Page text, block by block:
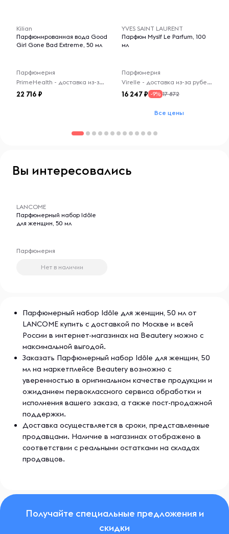
Kilian
Парфюмированная вода Good
Girl Gone Bad Extreme, 50 мл
Парфюмерия
PrimeHealth - доставка из-за рубежа
22 716
YVES SAINT LAURENT
Парфюм Myslf Le Parfum, 100
мл
Парфюмерия
Virelle - доставка из-за рубежа
16 247 -9% 17 872
Все цены
Вы интересовались
LANCOME
Парфюмерный набор Idôle
для женщин, 50 мл
Парфюмерия
Нет в наличии
Парфюмерный набор Idôle для женщин, 50 мл от
LANCOME купить с доставкой по Москве и всей
России в интернет-магазинах на Beautery можно с
максимальной выгодой.
Заказать Парфюмерный набор Idôle для женщин, 50
мл на маркетплейсе Beautery возможно с
уверенностью в оригинальном качестве продукции и
ожиданием первоклассного сервиса обработки и
исполнения вашего заказа, а также пост-продажной
поддержки.
Доставка осуществляется в сроки, представленные
продавцами. Наличие в магазинах отображено в
соответствии с реальными остатками на складах
продавцов.
Получайте специальные предложения и
скидки